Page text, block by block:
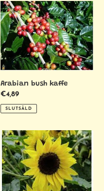
Arabian
bush
kaffe
Arabian bush kaffe
Ordinarie
pris
€4,89
SLUTSÅLD
Solros
Bambino